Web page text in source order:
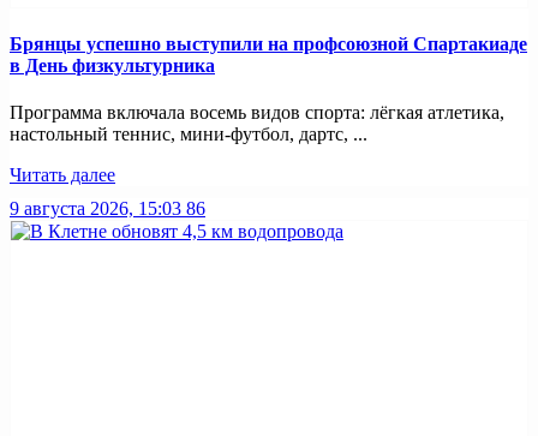
Брянцы успешно выступили на профсоюзной Спартакиаде
в День физкультурника
Программа включала восемь видов спорта: лёгкая атлетика,
настольный теннис, мини-футбол, дартс, ...
Читать далее
9 августа 2026, 15:03 86